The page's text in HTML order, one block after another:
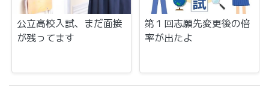
公立高校入試、まだ面接
が残ってます
第１回志願先変更後の倍
率が出たよ